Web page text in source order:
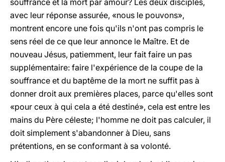
souffrance et la mort par amour? Les deux disciples,
avec leur réponse assurée, «nous le pouvons»,
montrent encore une fois qu'ils n'ont pas compris le
sens réel de ce que leur annonce le Maître. Et de
nouveau Jésus, patiemment, leur fait faire un pas
supplémentaire: faire l'expérience de la coupe de la
souffrance et du baptême de la mort ne suffit pas à
donner droit aux premières places, parce qu'elles sont
«pour ceux à qui cela a été destiné», cela est entre les
mains du Père céleste; l'homme ne doit pas calculer, il
doit simplement s'abandonner à Dieu, sans
prétentions, en se conformant à sa volonté.